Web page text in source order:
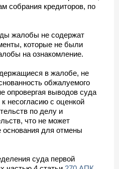
собрания кредиторов, по
жалобы не содержат
которые не были
на ознакомление.
в жалобе, не
обжалуемого
опровергая выводов суда
несогласию с оценкой
по делу и
что не может
основания для отмены
суда первой